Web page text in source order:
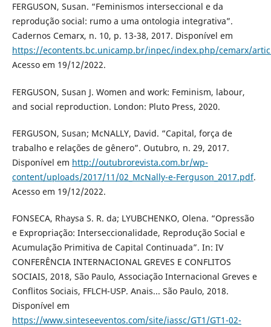
FERGUSON, Susan. “Feminismos interseccional e da
reprodução social: rumo a uma ontologia integrativa”.
Cadernos Cemarx, n. 10, p. 13-38, 2017. Disponível em
https://econtents.bc.unicamp.br/inpec/index.php/cemarx/
Acesso em 19/12/2022.
FERGUSON, Susan J. Women and work: Feminism, labour,
and social reproduction. London: Pluto Press, 2020.
FERGUSON, Susan; McNALLY, David. “Capital, força de
trabalho e relações de gênero”. Outubro, n. 29, 2017.
Disponível em http://outubrorevista.com.br/wp-
content/uploads/2017/11/02_McNally-e-Ferguson_2017.pdf.
Acesso em 19/12/2022.
FONSECA, Rhaysa S. R. da; LYUBCHENKO, Olena. “Opressão
e Expropriação: Interseccionalidade, Reprodução Social e
Acumulação Primitiva de Capital Continuada”. In: IV
CONFERÊNCIA INTERNACIONAL GREVES E CONFLITOS
SOCIAIS, 2018, São Paulo, Associação Internacional Greves e
Conflitos Sociais, FFLCH-USP. Anais... São Paulo, 2018.
Disponível em
https://www.sinteseeventos.com/site/iassc/GT1/GT1-02-